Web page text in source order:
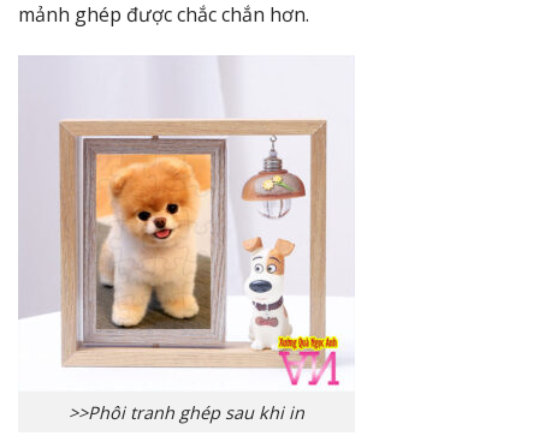
mảnh ghép được chắc chắn hơn.
>>Phôi tranh ghép sau khi in